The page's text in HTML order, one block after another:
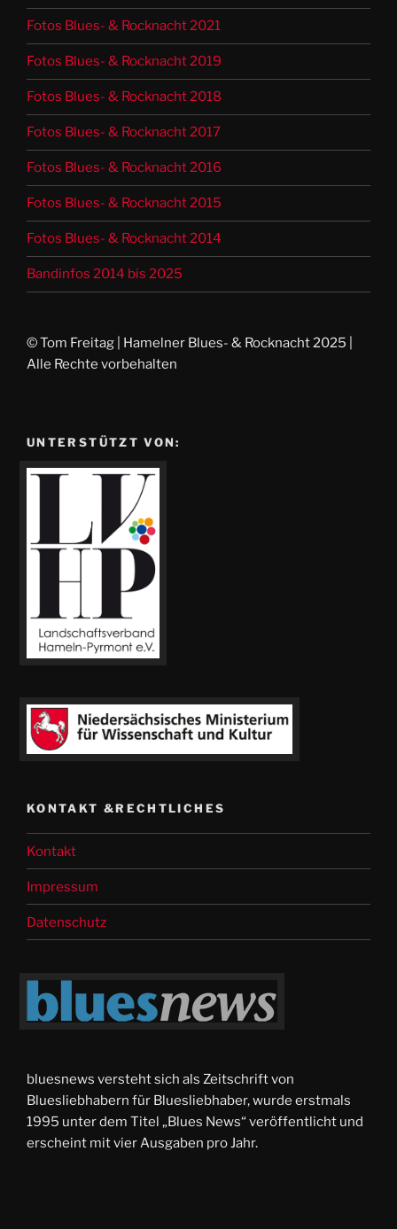
Fotos Blues- & Rocknacht 2021
Fotos Blues- & Rocknacht 2019
Fotos Blues- & Rocknacht 2018
Fotos Blues- & Rocknacht 2017
Fotos Blues- & Rocknacht 2016
Fotos Blues- & Rocknacht 2015
Fotos Blues- & Rocknacht 2014
Bandinfos 2014 bis 2025
© Tom Freitag | Hamelner Blues- & Rocknacht 2025 |
Alle Rechte vorbehalten
UNTERSTÜTZT VON:
KONTAKT &RECHTLICHES
Kontakt
Impressum
Datenschutz
bluesnews versteht sich als Zeitschrift von
Bluesliebhabern für Bluesliebhaber, wurde erstmals
1995 unter dem Titel „Blues News“ veröffentlicht und
erscheint mit vier Ausgaben pro Jahr.